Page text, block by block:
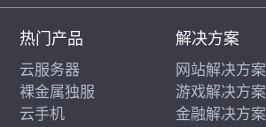
热门产品
云服务器
裸金属独服
云手机
解决方案
网站解决方案
游戏解决方案
金融解决方案